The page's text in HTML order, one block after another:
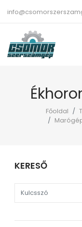
Főoldal
KERESŐ